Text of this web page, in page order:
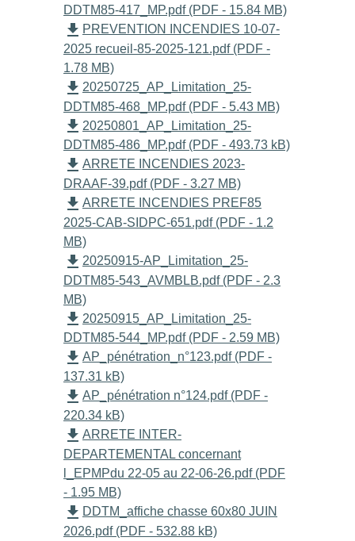
DDTM85-417_MP.pdf (PDF - 15.84 MB)
file_download PREVENTION INCENDIES 10-07-
2025 recueil-85-2025-121.pdf (PDF -
1.78 MB)
file_download 20250725_AP_Limitation_25-
DDTM85-468_MP.pdf (PDF - 5.43 MB)
file_download 20250801_AP_Limitation_25-
DDTM85-486_MP.pdf (PDF - 493.73 kB)
file_download ARRETE INCENDIES 2023-
DRAAF-39.pdf (PDF - 3.27 MB)
file_download ARRETE INCENDIES PREF85
2025-CAB-SIDPC-651.pdf (PDF - 1.2
MB)
file_download 20250915-AP_Limitation_25-
DDTM85-543_AVMBLB.pdf (PDF - 2.3
MB)
file_download 20250915_AP_Limitation_25-
DDTM85-544_MP.pdf (PDF - 2.59 MB)
file_download AP_pénétration_n°123.pdf (PDF -
137.31 kB)
file_download AP_pénétration n°124.pdf (PDF -
220.34 kB)
file_download ARRETE INTER-
DEPARTEMENTAL concernant
l_EPMPdu 22-05 au 22-06-26.pdf (PDF
- 1.95 MB)
file_download DDTM_affiche chasse 60x80 JUIN
2026.pdf (PDF - 532.88 kB)